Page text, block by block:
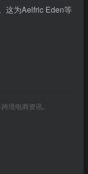
这为Aelfric Eden等
境电商资讯。